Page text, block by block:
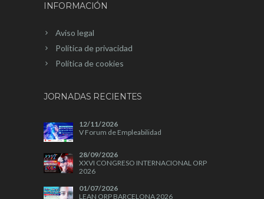
INFORMACIÓN
Aviso legal
Política de privacidad
Política de cookies
JORNADAS RECIENTES
12/11/2026
V Forum de Empleabilidad
28/09/2026
XXVI CONGRESO INTERNACIONAL ORP
2026
01/07/2026
LEAN ORP BARCELONA 2026